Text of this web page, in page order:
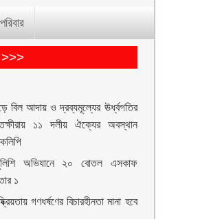
>>>
বিল আদায় ও দ্রব্যমূল্যের ঊর্ধ্বগতির
১১ দলীয় ঐক্যের অবস্থান
অভিযানে ২০ বোতল এসকাফ
১
গণধর্ষণের বিচারহীনতা মানা হবে